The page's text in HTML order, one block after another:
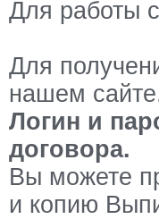
Для работы
Для
нашем
Логин и
договора.
Вы можете
и копию